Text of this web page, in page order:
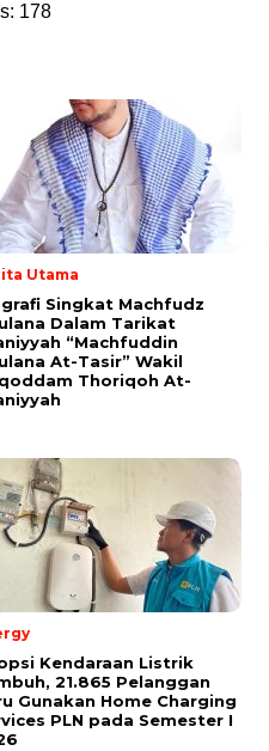
178
Utama
Singkat Machfudz
Dalam Tarikat
“Machfuddin
At-Tasir” Wakil
Thoriqoh At-
Kendaraan Listrik
21.865 Pelanggan
Gunakan Home Charging
PLN pada Semester I